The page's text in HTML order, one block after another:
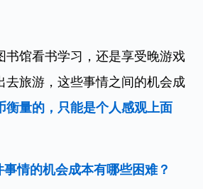
书馆看书学习，还是享受晚游戏
去旅游，这些事情之间的机会成
衡量的，只能是个人感观上面
情的机会成本有哪些困难？